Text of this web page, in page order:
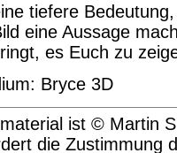
tiefere Bedeutung,
eine Aussage
es Euch zu
Bryce 3D
ist © Martin
die Zustimmung